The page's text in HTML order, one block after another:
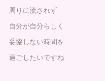
周りに流されず
自分が自分らしく
妥協しない時間を
過ごしたいですね